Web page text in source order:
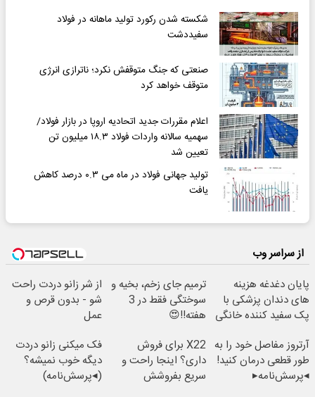
شکسته شدن رکورد تولید ماهانه در فولاد
سفیددشت
صنعتی که جنگ متوقفش نکرد؛ ناترازی انرژی
متوقف خواهد کرد
اعلام مقررات جدید اتحادیه اروپا در بازار فولاد/
سهمیه سالانه واردات فولاد ۱۸.۳ میلیون تن
تعیین شد
تولید جهانی فولاد در ماه می ۰.۳ درصد کاهش
یافت
از سراسر وب
پایان دغدغه هزینه
های دندان پزشکی با
پک سفید کننده خانگی
ترمیم جای زخم، بخیه و
سوختگی فقط در 3
هفته!!😍
از شر زانو دردت راحت
شو - بدون قرص و
عمل
آرتروز مفاصل خود را به
طور قطعی درمان کنید!
◂پرسش‌نامه▸
X22 برای فروش
داری؟ اینجا راحت و
سریع بفروشش
فک میکنی زانو دردت
دیگه خوب نمیشه؟
(◂پرسش‌نامه)